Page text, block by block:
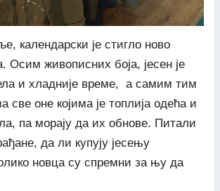
календарски је стигло ново
Осим живописних боја, јесен је
и хладније време, а самим тим
све оне којима је топлија одећа и
па морају да их обнове. Питали
да ли купују јесењу
новца су спремни за њу да